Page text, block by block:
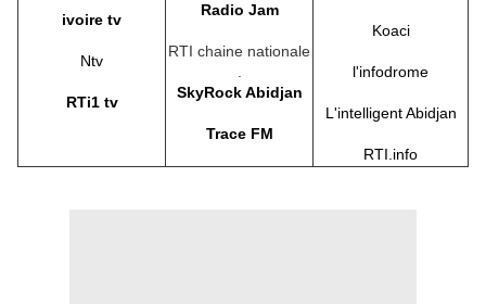
ivoire tv
Ntv
RTi1 tv
Radio Jam
RTI chaine nationale
SkyRock Abidjan
Trace FM
Koaci
l'infodrome
L'intelligent Abidjan
RTI.info